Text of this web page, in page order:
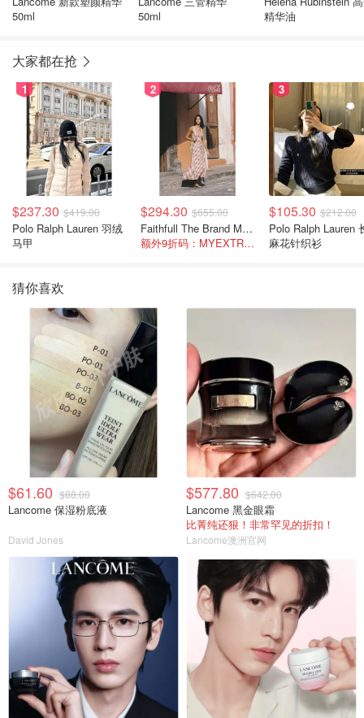
50ml
50ml
精华油
大家都在抢
1
$237.30 $419.00
Polo Ralph Lauren 羽绒
马甲
2
$294.30 $655.00
Faithfull The Brand Marais 格纹亚麻吊带中长连衣裙
额外9折码：MYEXTRA10
3
$105.30 $212.00
Polo Ralph Lauren 长袖
麻花针织衫
猜你喜欢
$61.60 $88.00
Lancome 保湿粉底液
David Jones
$577.80 $642.00
Lancome 黑金眼霜
比菁纯还狠！非常罕见的折扣！
Lancome澳洲官网